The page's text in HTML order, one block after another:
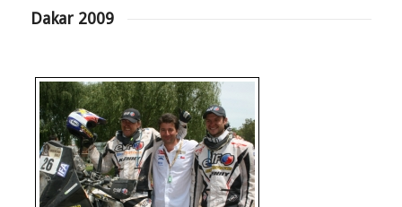
Dakar 2009